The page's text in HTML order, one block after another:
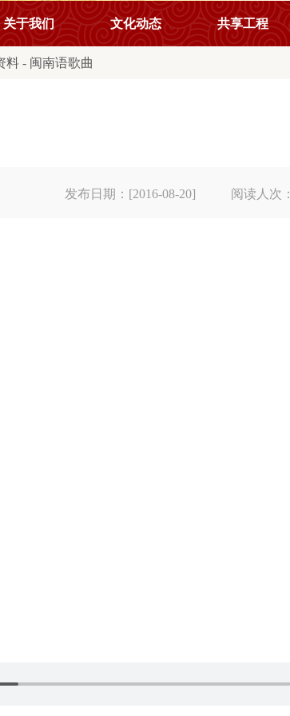
关于我们 文化动态 共享工程
料 - 闽南语歌曲
发布日期：[2016-08-20] 阅读人次：